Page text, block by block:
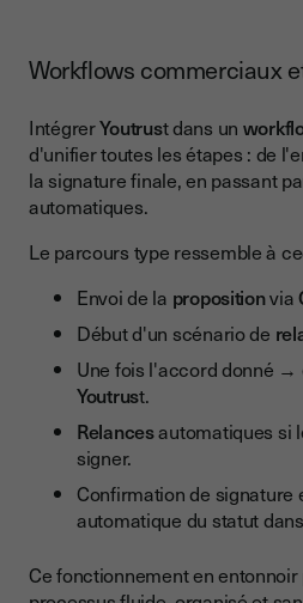
Workflows commerciaux
IntégrerYoutrust dans un
d'unifier toutes les étapes : de
la signature finale, en passant
automatiques.
Le parcours type ressemble à
Envoi de la propositionvia
Début d'un scénario de
Une fois l'accord donné →
Youtrust.
Relancesautomatiques si
signer.
Confirmation de signature
automatique du statut
Ce fonctionnement en